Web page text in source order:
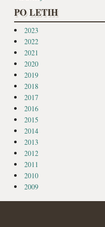
PO LETIH
2023
2022
2021
2020
2019
2018
2017
2016
2015
2014
2013
2012
2011
2010
2009